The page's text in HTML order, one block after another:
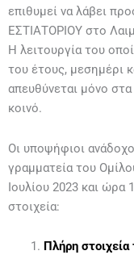
επιθυμεί να λάβει
ΕΣΤΙΑΤΟΡΙΟΥ στο
Η λειτουργία του
του έτους, μεσημέρι
απευθύνεται μόνο
κοινό.
Οι υποψήφιοι
γραμματεία του
Ιουλίου 2023 και ώρα
στοιχεία:
Πλήρη